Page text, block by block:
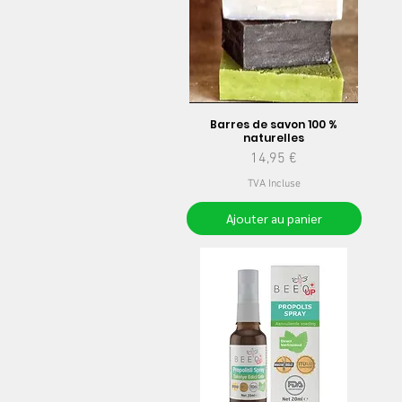
Barres de savon 100 %
naturelles
Prix
14,95 €
TVA Incluse
Ajouter au panier